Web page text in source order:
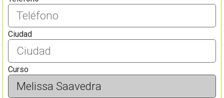
Ciudad
Curso